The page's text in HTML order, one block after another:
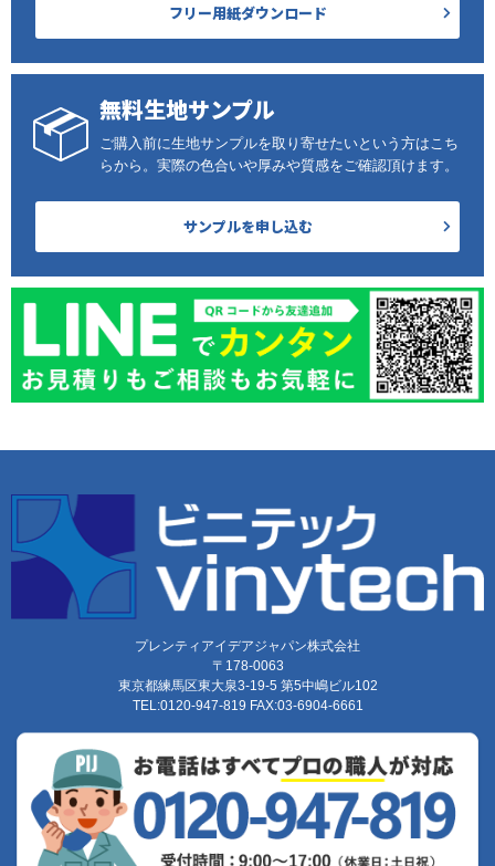
フリー用紙ダウンロード
無料生地サンプル
ご購入前に生地サンプルを取り寄せたいという方はこち
らから。実際の色合いや厚みや質感をご確認頂けます。
サンプルを申し込む
プレンティアイデアジャパン株式会社
〒178-0063
東京都練馬区東大泉3-19-5 第5中嶋ビル102
TEL:0120-947-819 FAX:03-6904-6661